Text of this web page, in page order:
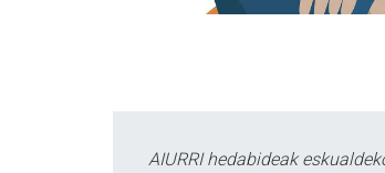
AIURRI hedabideak